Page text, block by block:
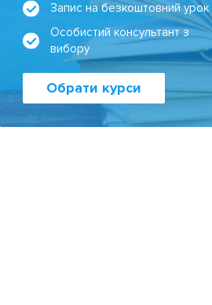
Запис на безкоштовний урок
Особистий консультант з
вибору
Обрати курси